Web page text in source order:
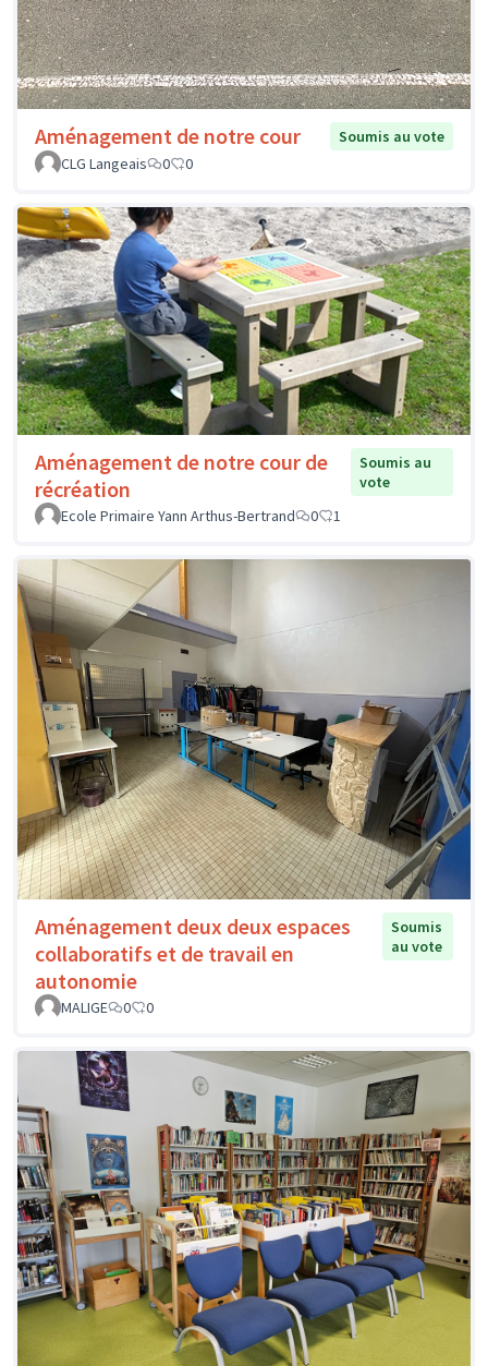
Aménagement de notre cour
Soumis au vote
CLG Langeais
0 0
Aménagement de notre cour de
récréation
Soumis au
vote
Ecole Primaire Yann Arthus-Bertrand
0 1
Aménagement deux deux espaces
collaboratifs et de travail en
autonomie
Soumis
au vote
MALIGE 0 0